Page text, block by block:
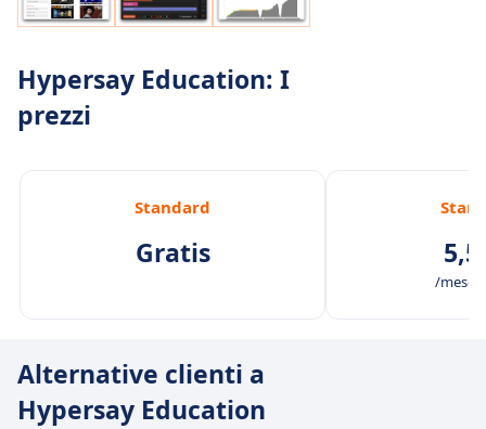
Hypersay Education: I
prezzi
Standard
Gratis
/mese
Alternative clienti a
Hypersay Education